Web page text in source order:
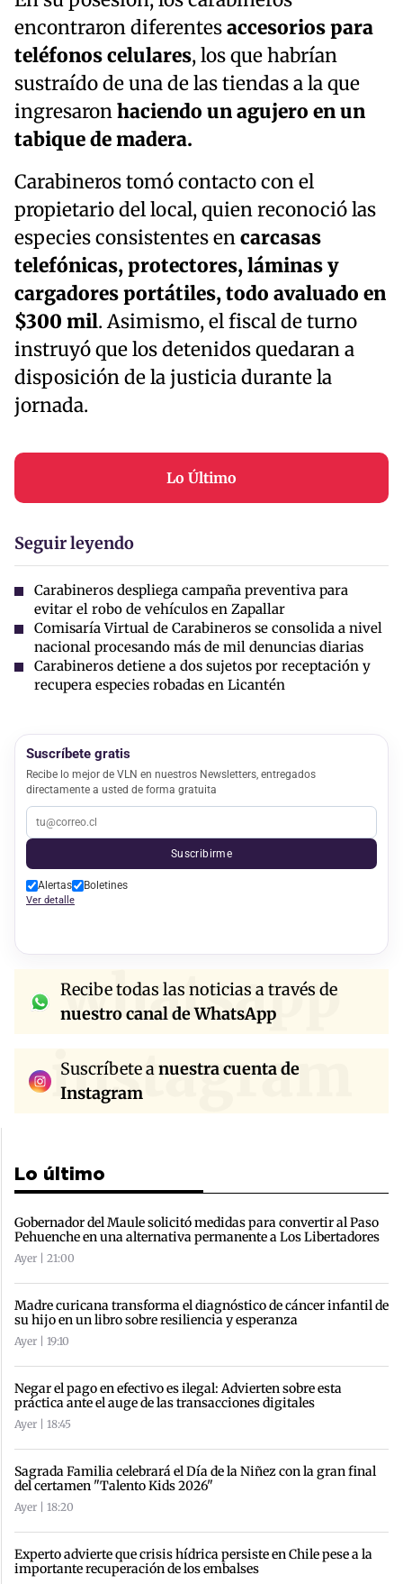
encontraron diferentesaccesorios para
teléfonos celulares, los que habrían
sustraído de una de las tiendas a la que
ingresaronhaciendo un agujero en un
tabique de madera.
Carabineros tomó contacto con el
propietario del local, quien reconoció las
especies consistentes encarcasas
telefónicas, protectores, láminas y
cargadores portátiles, todo avaluado en
$300 mil. Asimismo, el fiscal de turno
instruyó que los detenidos quedaran a
disposición de la justicia durante la
jornada.
Lo Último
Seguir leyendo
Carabineros despliega campaña preventiva para
evitar el robo de vehículos en Zapallar
Comisaría Virtual de Carabineros se consolida a nivel
nacional procesando más de mil denuncias diarias
Carabineros detiene a dos sujetos por receptación y
recupera especies robadas en Licantén
Suscríbete gratis
Recibe lo mejor de VLN en nuestros Newsletters, entregados
directamente a usted de forma gratuita
Suscribirme
Alertas Boletines
Ver detalle
whatsapp
Recibe todas las noticias a través de
nuestro canal de WhatsApp
instagram
Suscríbete anuestra cuenta de
Instagram
Lo último
Gobernador del Maule solicitó medidas para convertir al Paso
Pehuenche en una alternativa permanente a Los Libertadores
Ayer | 21:00
Madre curicana transforma el diagnóstico de cáncer infantil de
su hijo en un libro sobre resiliencia y esperanza
Ayer | 19:10
Negar el pago en efectivo es ilegal: Advierten sobre esta
práctica ante el auge de las transacciones digitales
Ayer | 18:45
Sagrada Familia celebrará el Día de la Niñez con la gran final
del certamen "Talento Kids 2026"
Ayer | 18:20
Experto advierte que crisis hídrica persiste en Chile pese a la
importante recuperación de los embalses